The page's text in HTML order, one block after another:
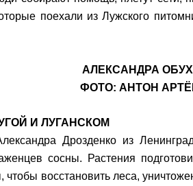
поехали из Лужского
АЛЕКСАНДРА
ФОТО: АНТОН
И ЛУГАНСКОМ
Дрозденко из
сосны. Растения
восстановить леса,